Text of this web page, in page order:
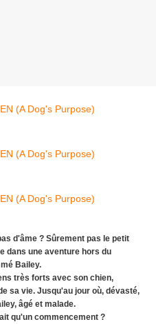
d'âme ? Sûrement pas le petit
dans une aventure hors du
Bailey.
très forts avec son chien,
sa vie. Jusqu'au jour où, dévasté,
âgé et malade.
qu'un commencement ?